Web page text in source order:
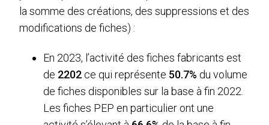
la somme des créations, des suppressions et des
modifications de fiches) :
En 2023, l’activité des fiches fabricants est
de 2202 ce qui représente 50.7% du volume
de fiches disponibles sur la base à fin 2022
Les fiches PEP en particulier ont une